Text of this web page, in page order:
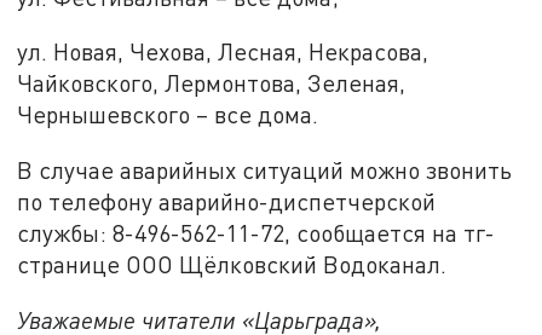
ул. Новая, Чехова, Лесная, Некрасова,
Чайковского, Лермонтова, Зеленая,
Чернышевского – все дома.
В случае аварийных ситуаций можно звонить
по телефону аварийно-диспетчерской
службы: 8-496-562-11-72, сообщается на тг-
странице ООО Щёлковский Водоканал.
Уважаемые читатели «Царьграда»,